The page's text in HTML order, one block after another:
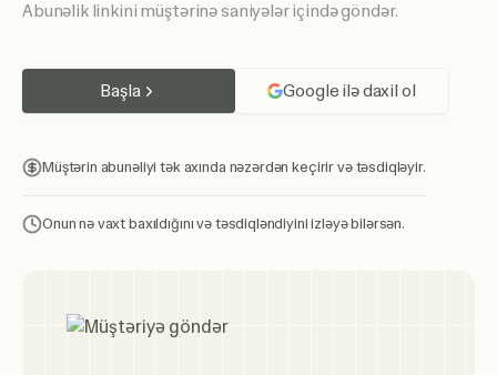
Abunəlik linkini müştərinə saniyələr içində göndər.
Başla Google ilə daxil ol
Müştərin abunəliyi tək axında nəzərdən keçirir və təsdiqləyir.
Onun nə vaxt baxıldığını və təsdiqləndiyini izləyə bilərsən.